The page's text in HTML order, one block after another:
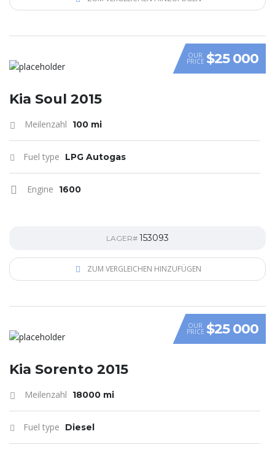
VIDEO
OUR
PRICE $25 000
Kia Soul 2015
Meilenzahl 100 mi
Fuel type LPG Autogas
Engine 1600
LAGER# 153093
ZUM VERGLEICHEN HINZUFÜGEN
OUR
PRICE $25 000
Kia Sorento 2015
Meilenzahl 18000 mi
Fuel type Diesel